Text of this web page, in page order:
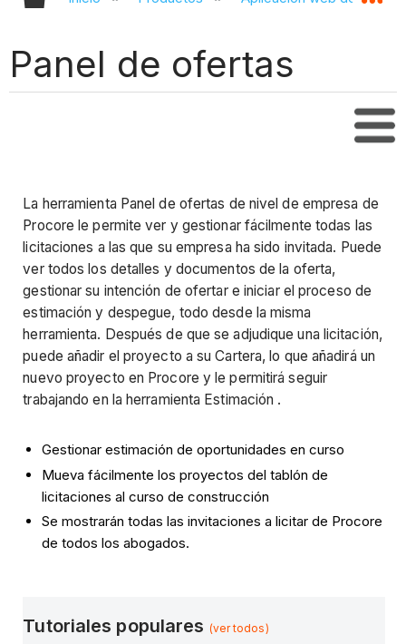
Panel de ofertas
La herramienta Panel de ofertas de nivel de empresa de
Procore le permite ver y gestionar fácilmente todas las
licitaciones a las que su empresa ha sido invitada. Puede
ver todos los detalles y documentos de la oferta,
gestionar su intención de ofertar e iniciar el proceso de
estimación y despegue, todo desde la misma
herramienta. Después de que se adjudique una licitación,
puede añadir el proyecto a su Cartera, lo que añadirá un
nuevo proyecto en Procore y le permitirá seguir
trabajando en la herramienta Estimación .
Gestionar estimación de oportunidades en curso
Mueva fácilmente los proyectos del tablón de
licitaciones al curso de construcción
Se mostrarán todas las invitaciones a licitar de Procore
de todos los abogados.
Tutoriales populares (ver todos)